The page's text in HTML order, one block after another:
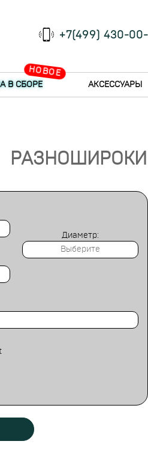
+7(499) 430-
НОВОЕ
В СБОРЕ АКСЕССУАРЫ
Диаметр: